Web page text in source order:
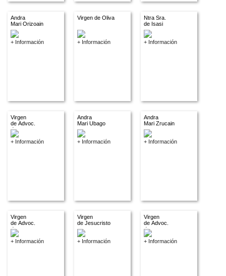
Andra
Mari Orizoain
+ Información
Virgen de Oliva
+ Información
Ntra Sra.
de Isasi
+ Información
Virgen
de Advoc.
descon.
+ Información
Andra
Mari Ubago
+ Información
Andra
Mari Zrucain
+ Información
Virgen
de Advoc.
descon.
+ Información
Virgen
de Jesucristo
+ Información
Virgen
de Advoc.
descon.
+ Información